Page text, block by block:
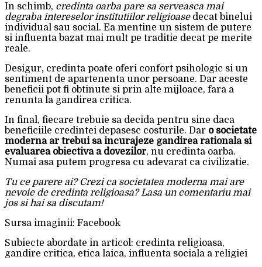
In schimb, credinta oarba pare sa serveasca mai
degraba intereselor institutiilor religioasedecat binelui
individual sau social. Ea mentine un sistem de putere
si influenta bazat mai mult pe traditie decat pe merite
reale.
Desigur, credinta poate oferi confort psihologic si un
sentiment de apartenenta unor persoane. Dar aceste
beneficii pot fi obtinute si prin alte mijloace, fara a
renunta la gandirea critica.
In final, fiecare trebuie sa decida pentru sine daca
beneficiile credintei depasesc costurile. Dar o societate
moderna ar trebui sa incurajeze gandirea rationala si
evaluarea obiectiva a dovezilor, nu credinta oarba.
Numai asa putem progresa cu adevarat ca civilizatie.
Tu ce parere ai? Crezi ca societatea moderna mai are
nevoie de credinta religioasa? Lasa un comentariu mai
jos si hai sa discutam!
Sursa imaginii: Facebook
Subiecte abordate in articol: credinta religioasa,
gandire critica, etica laica, influenta sociala a religiei